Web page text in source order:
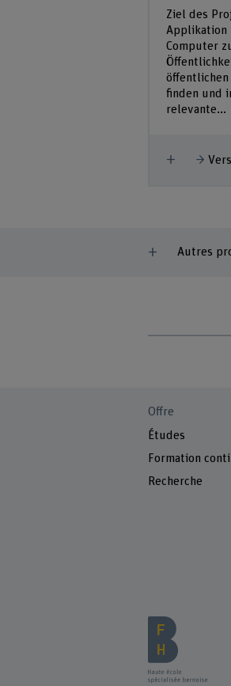
Ziel des
Applikation
Computer
öffentlichen
finden und
relevante...
Afficher
Autres
Offre
Études
Formation
Recherche